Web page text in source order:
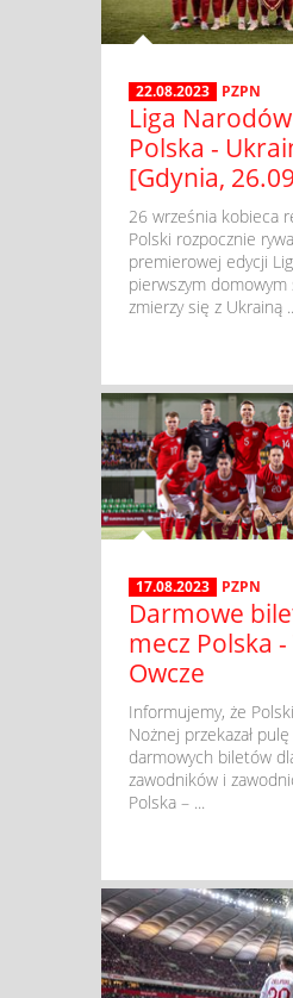
22.08.2023 PZPN
Liga
Polska -
[Gdynia,
26 września kobieca
Polski rozpocznie
premierowej edycji
pierwszym
zmierzy się z Ukrainą
17.08.2023 PZPN
Darmowe
mecz Polska
Owcze
Informujemy, że
Nożnej przekazał
darmowych biletów
zawodników i
Polska – ...